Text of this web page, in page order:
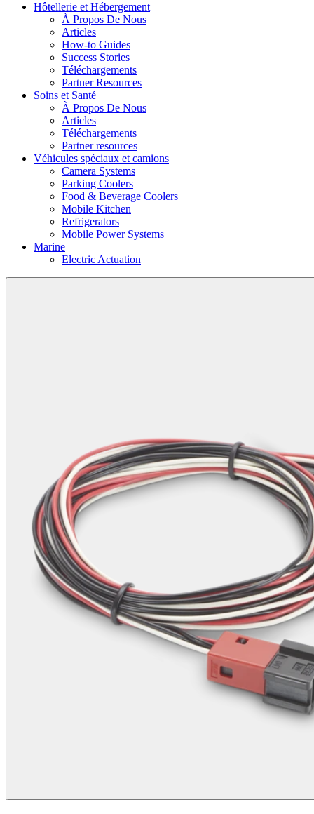
Hôtellerie et Hébergement
À Propos De Nous
Articles
How-to Guides
Success Stories
Téléchargements
Partner Resources
Soins et Santé
À Propos De Nous
Articles
Téléchargements
Partner resources
Véhicules spéciaux et camions
Camera Systems
Parking Coolers
Food & Beverage Coolers
Mobile Kitchen
Refrigerators
Mobile Power Systems
Marine
Electric Actuation